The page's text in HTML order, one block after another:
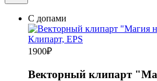
С допами
1900₽
Векторный клипарт